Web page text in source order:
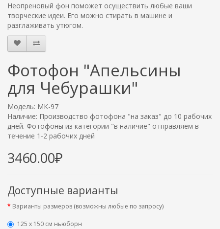
Неопреновый фон поможет осуществить любые ваши
творческие идеи. Его можно стирать в машине и
разглаживать утюгом.
Фотофон "Апельсины
для Чебурашки"
Модель: МК-97
Наличие: Производство фотофона "на заказ" до 10 рабочих
дней. Фотофоны из категории "в наличие" отправляем в
течение 1-2 рабочих дней
3460.00₽
Доступные варианты
Варианты размеров (возможны любые по запросу)
125 x 150 см ньюборн